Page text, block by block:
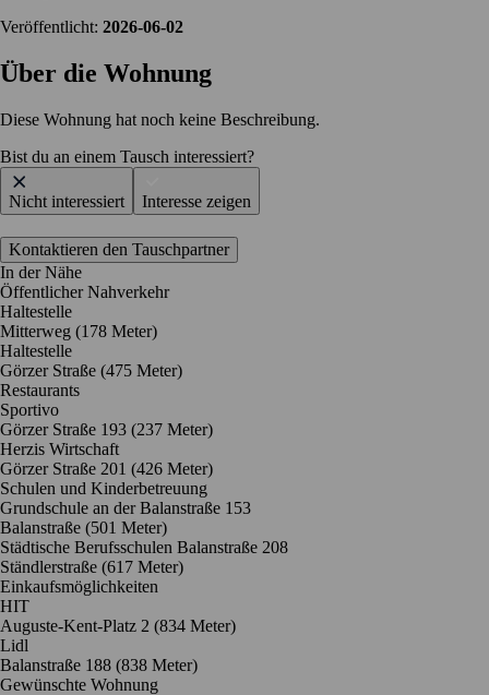
Veröffentlicht: 2026-06-02
Über die Wohnung
Diese Wohnung hat noch keine Beschreibung.
Bist du an einem Tausch interessiert?
Nicht interessiert Interesse zeigen
Kontaktieren den Tauschpartner
In der Nähe
Öffentlicher Nahverkehr
Haltestelle
Mitterweg (178 Meter)
Haltestelle
Görzer Straße (475 Meter)
Restaurants
Sportivo
Görzer Straße 193 (237 Meter)
Herzis Wirtschaft
Görzer Straße 201 (426 Meter)
Schulen und Kinderbetreuung
Grundschule an der Balanstraße 153
Balanstraße (501 Meter)
Städtische Berufsschulen Balanstraße 208
Ständlerstraße (617 Meter)
Einkaufsmöglichkeiten
HIT
Auguste-Kent-Platz 2 (834 Meter)
Lidl
Balanstraße 188 (838 Meter)
Gewünschte Wohnung